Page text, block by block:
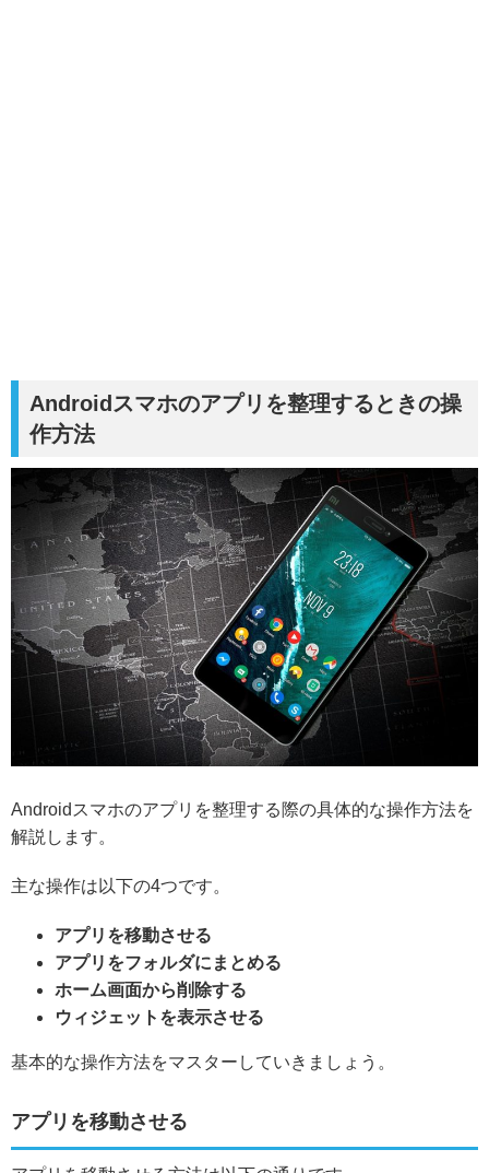
Androidスマホのアプリを整理するときの操
作方法
Androidスマホのアプリを整理する際の具体的な操作方法を
解説します。
主な操作は以下の4つです。
アプリを移動させる
アプリをフォルダにまとめる
ホーム画面から削除する
ウィジェットを表示させる
基本的な操作方法をマスターしていきましょう。
アプリを移動させる